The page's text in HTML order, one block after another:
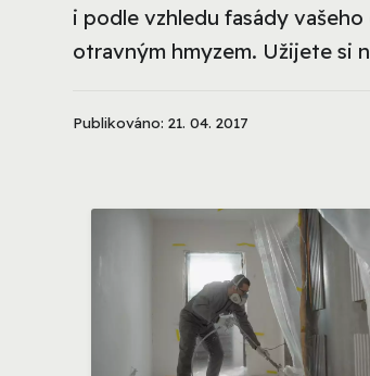
i podle vzhledu fasády
otravným hmyzem. Užijete si
Publikováno: 21. 04. 2017